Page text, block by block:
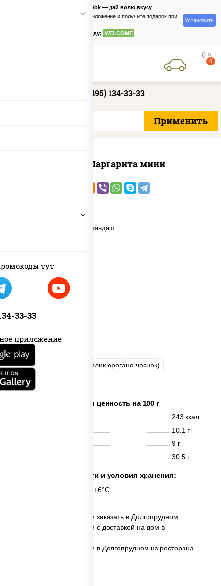
тут
33-33
приложение
PizzaSushiWok — дай волю вкусу
Скачайте приложение и получите подарок при
по промокоду: WELCOME
Установить
0 руб
0
+7 (495) 134-33-33
Пицца Маргарита мини
пицца соус (томаты базилик орегано чеснок)
моцарелла для пиццы
Пищевая ценность на 100 г
243 ккал
10.1 г
9 г
30.5 г
Срок годности и условия хранения:
24 часа при t° от +2°C до +6°C
✅ Пицца Маргарита мини заказать в Долгопрудном.
✅ Пицца Маргарита мини с доставкой на дом в
✅ Пицца Маргарита мини в Долгопрудном из ресторана